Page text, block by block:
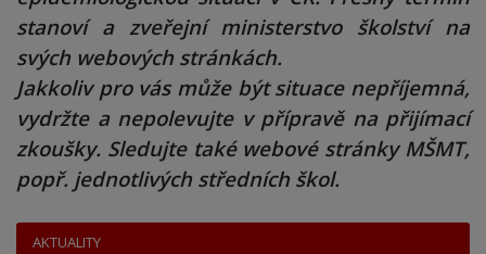
stanoví a zveřejní ministerstvo školství na
svých webových stránkách.
Jakkoliv pro vás může být situace nepříjemná,
vydržte a nepolevujte v přípravě na přijímací
zkoušky. Sledujte také webové stránky MŠMT,
popř. jednotlivých středních škol.
AKTUALITY